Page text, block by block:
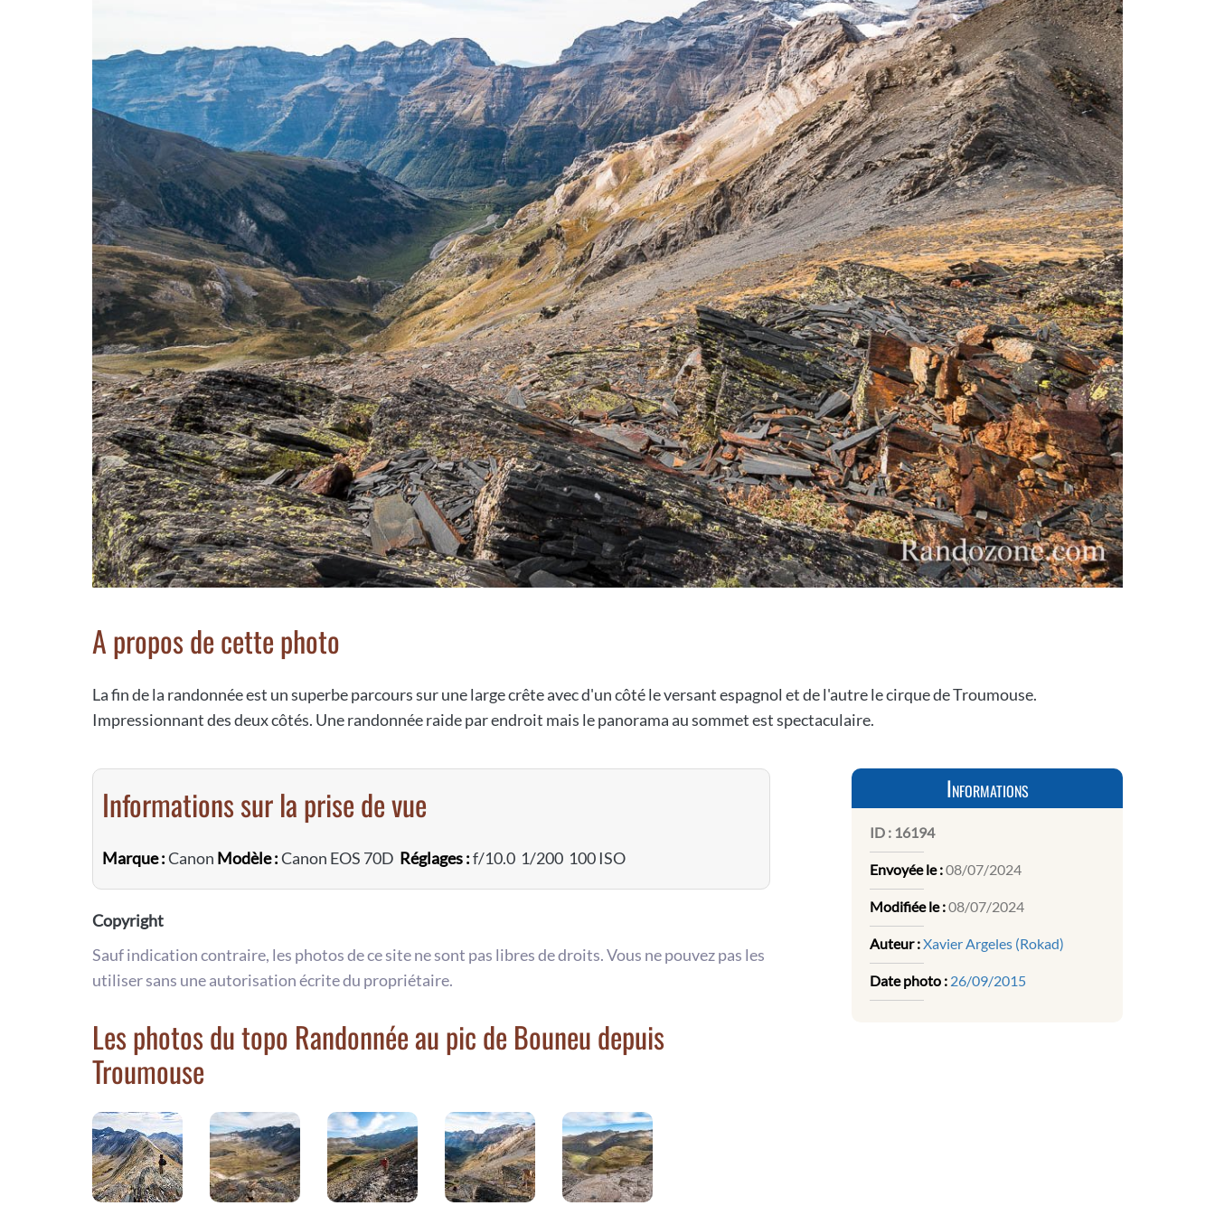
A propos de cette photo
La fin de la randonnée est un superbe parcours sur une large crête avec d'un côté le versant espagnol et de l'autre le cirque de Troumouse.
Impressionnant des deux côtés. Une randonnée raide par endroit mais le panorama au sommet est spectaculaire.
Informations sur la prise de vue
Marque :Canon Modèle :Canon EOS 70D Réglages :f/10.0 1/200 100 ISO
Copyright
Sauf indication contraire, les photos de ce site ne sont pas libres de droits. Vous ne pouvez pas les
utiliser sans une autorisation écrite du propriétaire.
Les photos du topo Randonnée au pic de Bouneu depuis
Troumouse
Informations
ID : 16194
Envoyée le :08/07/2024
Modifiée le :08/07/2024
Auteur :Xavier Argeles (Rokad)
Date photo : 26/09/2015